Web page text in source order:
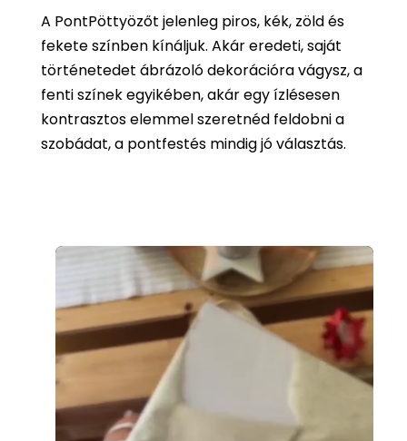
A PontPöttyözőt jelenleg piros, kék, zöld és
fekete színben kínáljuk. Akár eredeti, saját
történetedet ábrázoló dekorációra vágysz, a
fenti színek egyikében, akár egy ízlésesen
kontrasztos elemmel szeretnéd feldobni a
szobádat, a pontfestés mindig jó választás.